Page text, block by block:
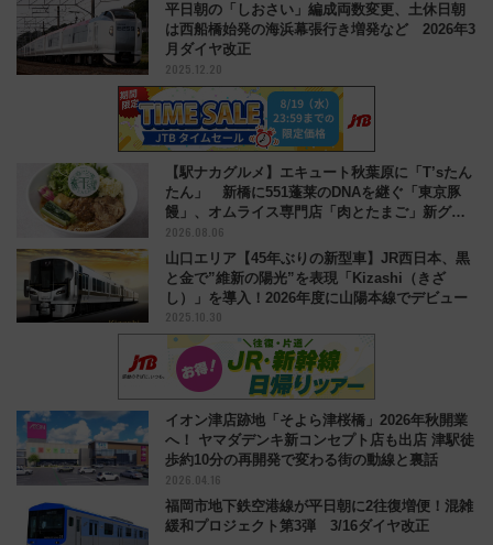
平日朝の「しおさい」編成両数変更、土休日朝
は西船橋始発の海浜幕張行き増発など 2026年3
月ダイヤ改正
2025.12.20
【駅ナカグルメ】エキュート秋葉原に「T’sたん
たん」 新橋に551蓬莱のDNAを継ぐ「東京豚
饅」、オムライス専門店「肉とたまご」新グル
メ続々登場！【2026年8月】
2026.08.06
山口エリア【45年ぶりの新型車】JR西日本、黒
と金で”維新の陽光”を表現「Kizashi（きざ
し）」を導入！2026年度に山陽本線でデビュー
2025.10.30
イオン津店跡地「そよら津桜橋」2026年秋開業
へ！ ヤマダデンキ新コンセプト店も出店 津駅徒
歩約10分の再開発で変わる街の動線と裏話
2026.04.16
福岡市地下鉄空港線が平日朝に2往復増便！混雑
緩和プロジェクト第3弾 3/16ダイヤ改正